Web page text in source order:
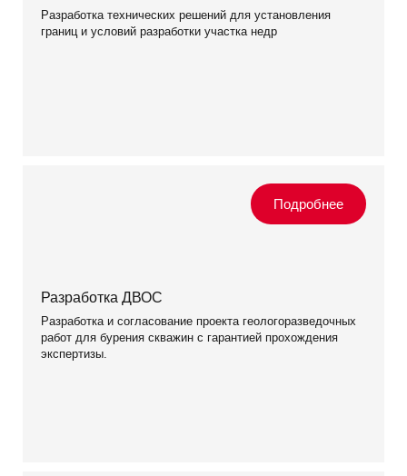
Разработка технических решений для установления
границ и условий разработки участка недр
Разработка ДВОС
Разработка и согласование проекта геологоразведочных
работ для бурения скважин с гарантией прохождения
экспертизы.